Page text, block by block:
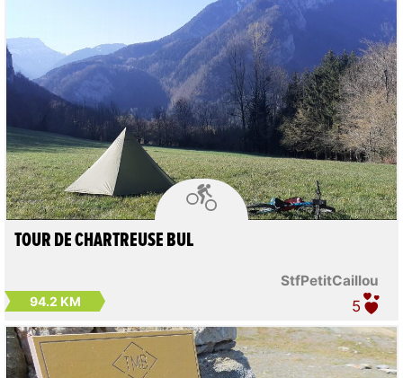

StfPetitCaillou
TOUR DE CHARTREUSE BUL
94.2 KM 5